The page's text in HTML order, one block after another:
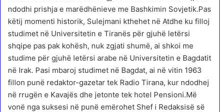
ndodhi prishja e marëdhënieve me Bashkimin Sovjetik.Pas
këtij momenti historik, Sulejmani kthehet në Atdhe ku filloj
studimet në Universitetin e Tiranës për gjuhë letërsi
shqipe pas pak kohësh, nuk zgjati shumë, ai shkoi me
studime për gjuhë letërsi arabe në Universitetin e Bagdatit
në Irak. Pasi mbaroj studimet në Bagdat, ai në vitin 1963
fillon punë redaktor-gazetar tek Radio Tirana, kur ndodhej
në rrugën e Kavajës dhe jetonte tek hotel Pensioni.Më
vonë nga suksesi në punë emërohet Shef i Redaksisë së